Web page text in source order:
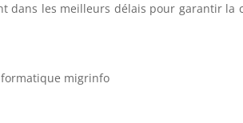
dans les meilleurs délais pour garantir la